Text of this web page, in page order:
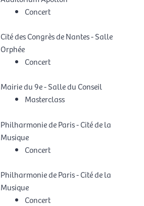
Concert
Cité des Congrès de Nantes - Salle
Orphée
Concert
Mairie du 9e - Salle du Conseil
Masterclass
Philharmonie de Paris - Cité de la
Musique
Concert
Philharmonie de Paris - Cité de la
Musique
Concert